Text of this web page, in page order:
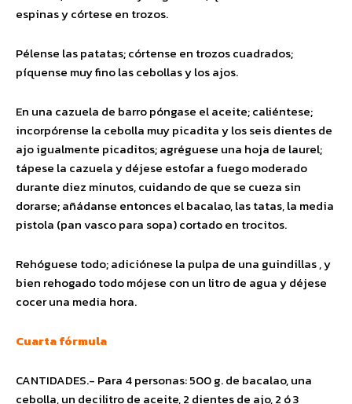
espinas y córtese en trozos.
Pélense las patatas; córtense en trozos cuadrados;
píquense muy fino las cebollas y los ajos.
En una cazuela de barro póngase el aceite; caliéntese;
incorpórense la cebolla muy picadita y los seis dientes de
ajo igualmente picaditos; agréguese una hoja de laurel;
tápese la cazuela y déjese estofar a fuego moderado
durante diez minutos, cuidando de que se cueza sin
dorarse; añádanse entonces el bacalao, las tatas, la media
pistola (pan vasco para sopa) cortado en trocitos.
Rehóguese todo; adiciónese la pulpa de una guindillas , y
bien rehogado todo mójese con un litro de agua y déjese
cocer una media hora.
Cuarta fórmula
CANTIDADES.- Para 4 personas: 500 g. de bacalao, una
cebolla, un decilitro de aceite, 2 dientes de ajo, 2 ó 3